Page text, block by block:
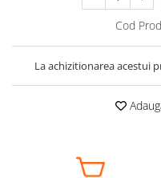
Perne si saltele bebelusi
Diversificare bebelusi
Baia bebelusului
Maternitate
Jucarii copii si jocuri
Jocuri educative
Jucarii bebelusi
Cod
La achizitionarea acestui